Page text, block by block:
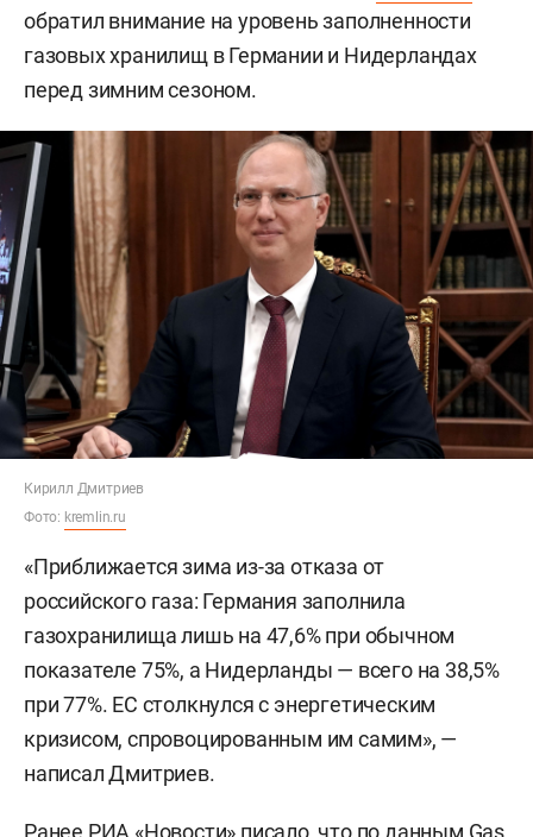
обратил внимание на уровень заполненности
газовых хранилищ в Германии и Нидерландах
перед зимним сезоном.
Кирилл Дмитриев
Фото: kremlin.ru
«Приближается зима из-за отказа от
российского газа: Германия заполнила
газохранилища лишь на 47,6% при обычном
показателе 75%, а Нидерланды — всего на 38,5%
при 77%. ЕС столкнулся с энергетическим
кризисом, спровоцированным им самим», —
написал Дмитриев.
Ранее РИА «Новости» писало, что по данным Gas